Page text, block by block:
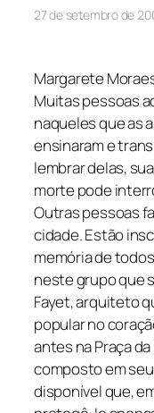
27 de setembro de
Margarete
Muitas pessoas
naqueles que as
ensinaram e
lembrar delas,
morte pode
Outras pessoas
cidade. Estão
memória de
neste grupo que
Fayet, arquiteto
popular no
antes na Praça
composto em
disponível que,